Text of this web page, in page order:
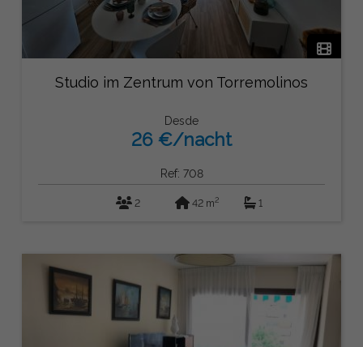
Studio im Zentrum von Torremolinos
Desde
26 €/nacht
Ref: 708
2 42 m2 1